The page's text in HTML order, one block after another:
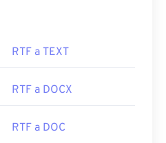
RTF a TEXT
RTF a DOCX
RTF a DOC